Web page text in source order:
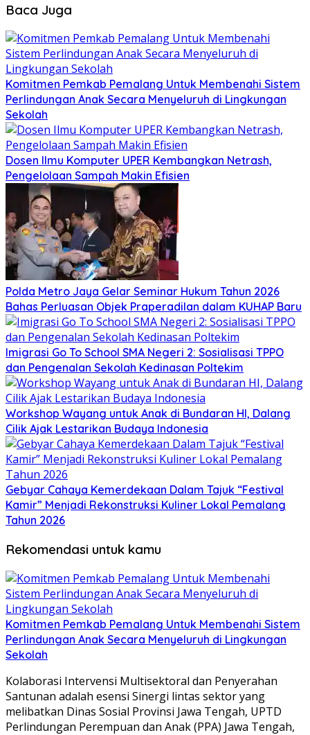
Baca Juga
Komitmen Pemkab Pemalang Untuk Membenahi Sistem
Perlindungan Anak Secara Menyeluruh di Lingkungan
Sekolah
Dosen Ilmu Komputer UPER Kembangkan Netrash,
Pengelolaan Sampah Makin Efisien
Polda Metro Jaya Gelar Seminar Hukum Tahun 2026
Bahas Perluasan Objek Praperadilan dalam KUHAP Baru
Imigrasi Go To School SMA Negeri 2: Sosialisasi TPPO
dan Pengenalan Sekolah Kedinasan Poltekim
Workshop Wayang untuk Anak di Bundaran HI, Dalang
Cilik Ajak Lestarikan Budaya Indonesia
Gebyar Cahaya Kemerdekaan Dalam Tajuk “Festival
Kamir” Menjadi Rekonstruksi Kuliner Lokal Pemalang
Tahun 2026
Rekomendasi untuk kamu
Komitmen Pemkab Pemalang Untuk Membenahi Sistem
Perlindungan Anak Secara Menyeluruh di Lingkungan
Sekolah
Kolaborasi Intervensi Multisektoral dan Penyerahan
Santunan adalah esensi Sinergi lintas sektor yang
melibatkan Dinas Sosial Provinsi Jawa Tengah, UPTD
Perlindungan Perempuan dan Anak (PPA) Jawa Tengah,